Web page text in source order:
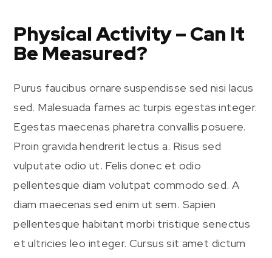
Physical Activity – Can It
Be Measured?
Purus faucibus ornare suspendisse sed nisi lacus
sed. Malesuada fames ac turpis egestas integer.
Egestas maecenas pharetra convallis posuere.
Proin gravida hendrerit lectus a. Risus sed
vulputate odio ut. Felis donec et odio
pellentesque diam volutpat commodo sed. A
diam maecenas sed enim ut sem. Sapien
pellentesque habitant morbi tristique senectus
et ultricies leo integer. Cursus sit amet dictum